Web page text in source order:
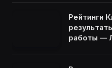
Рейтинги
работы —